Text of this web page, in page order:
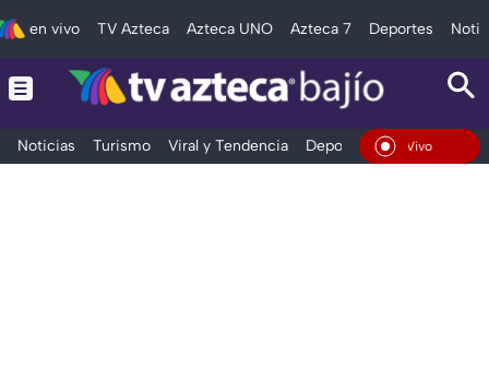
en vivo TV Azteca Azteca UNO Azteca 7 Deportes
Noticias Turismo Viral y Tendencia Deportes Espectáculos
En Vivo